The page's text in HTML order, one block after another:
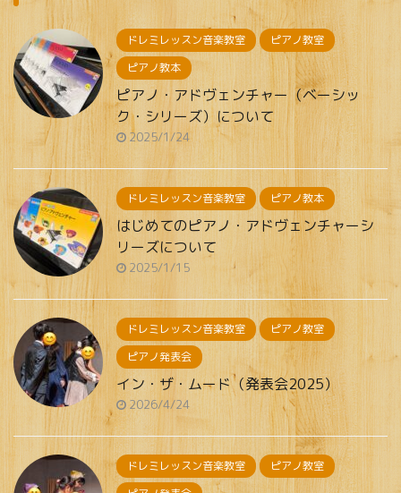
ドレミレッスン音楽教室
ピアノ教室
ピアノ教本
ピアノ・アドヴェンチャー（ベーシッ
ク・シリーズ）について
2025/1/24
ドレミレッスン音楽教室 ピアノ教本
はじめてのピアノ・アドヴェンチャーシ
リーズについて
2025/1/15
ドレミレッスン音楽教室
ピアノ教室
ピアノ発表会
イン・ザ・ムード（発表会2025）
2026/4/24
ドレミレッスン音楽教室
ピアノ教室